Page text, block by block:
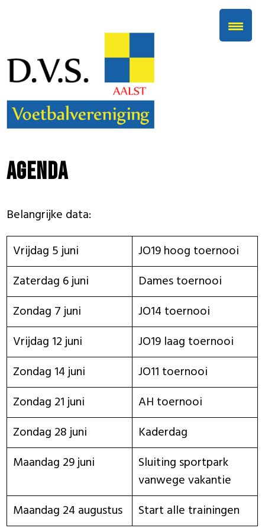
Agenda
Belangrijke data:
Vrijdag 5 juni
JO19 hoog toernooi
Zaterdag 6 juni
Dames toernooi
Zondag 7 juni
JO14 toernooi
Vrijdag 12 juni
JO19 laag toernooi
Zondag 14 juni
JO11 toernooi
Zondag 21 juni
AH toernooi
Zondag 28 juni
Kaderdag
Maandag 29 juni
Sluiting sportpark
vanwege vakantie
Maandag 24 augustus
Start alle trainingen